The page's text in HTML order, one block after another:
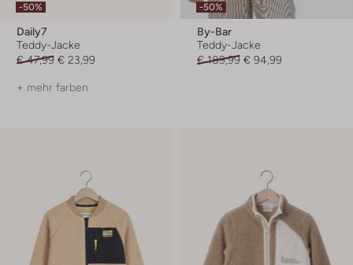
-50%
Daily7
Teddy-Jacke
€ 47,99 € 23,99
+ mehr farben
-50%
By-Bar
Teddy-Jacke
€ 189,99 € 94,99